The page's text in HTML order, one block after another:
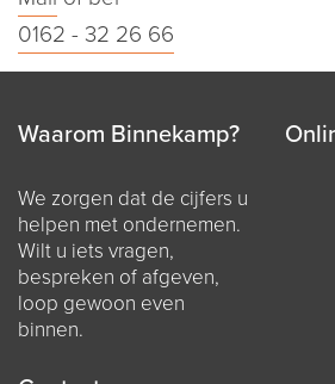
0162 - 32 26 66
Waarom Binnekamp?
We zorgen dat de cijfers u
helpen met ondernemen.
Wilt u iets vragen,
bespreken of afgeven,
loop gewoon even
binnen.